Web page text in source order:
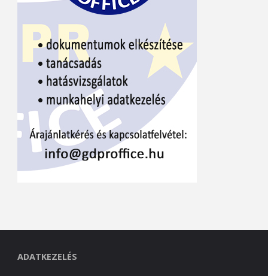
ADATKEZELÉS